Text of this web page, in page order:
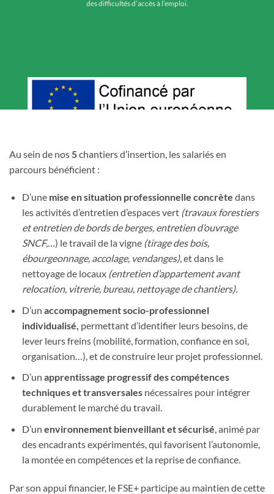
des difficultés d’accès à l’emploi.
Au sein de nos 5chantiers d’insertion, les salariés en
parcours bénéficient :
D’unemise en situation professionnelle concrète dans
les activités d’entretien d’espaces vert (travaux forestiers
et entretien de bords de berges, entretien d’ouvrage
SNCF,…) le travail de la vigne (tirage des bois,
ébourgeonnage, accolage, vendanges), et dans le
nettoyage de locaux (entretien d’appartement avant
relocation, vitrerie, bureau, nettoyage de chantiers).
D’un accompagnement socio-professionnel
individualisé, permettant d’identifier leurs besoins, de
lever leurs freins (mobilité, formation, confiance en soi,
organisation…), et de construire leur projet professionnel.
D’un apprentissage progressif des compétences
techniques et transversales nécessaires pour intégrer
durablement le marché du travail.
D’un environnement bienveillant et sécurisé, animé par
des encadrants expérimentés, qui favorisent l’autonomie,
la montée en compétences et la reprise de confiance.
Par son appui financier, le FSE+ participe au maintien de cette